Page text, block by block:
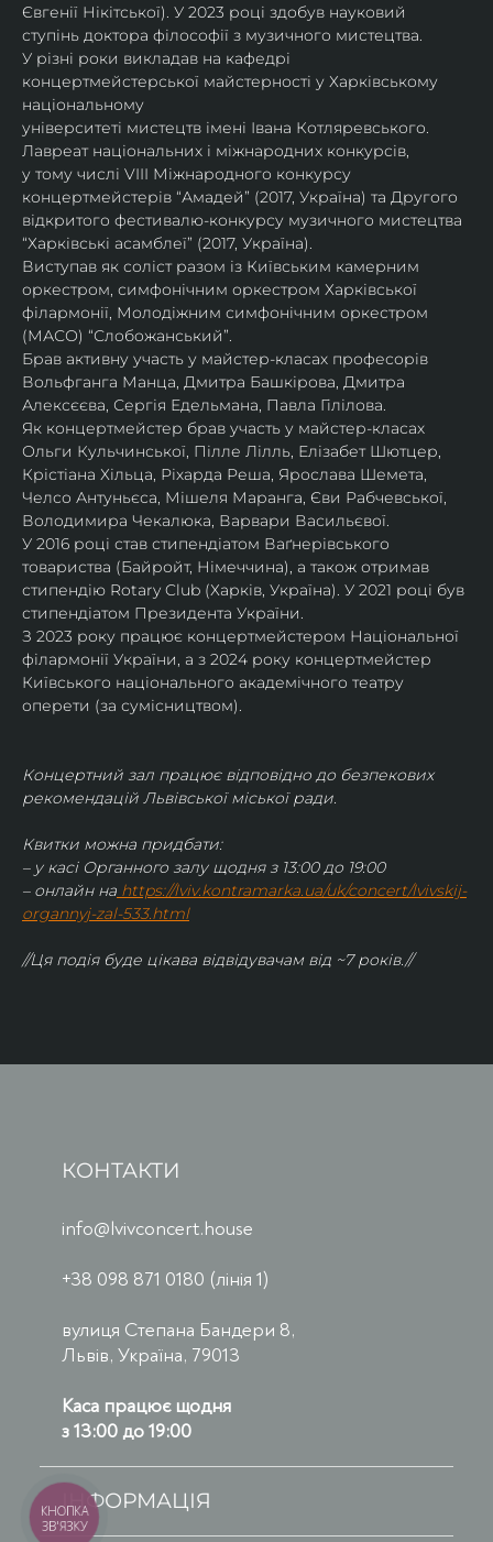
Євгенії Нікітської). У 2023 році здобув науковий
ступінь доктора філософії з музичного мистецтва.
У різні роки викладав на кафедрі
концертмейстерської майстерності у Харківському
національному
університеті мистецтв імені Івана Котляревського.
Лавреат національних і міжнародних конкурсів,
у тому числі VIII Міжнародного конкурсу
концертмейстерів “Амадей” (2017, Україна) та Другого
відкритого фестивалю-конкурсу музичного мистецтва
“Харківські асамблеї” (2017, Україна).
Виступав як соліст разом із Київським камерним
оркестром, симфонічним оркестром Харківської
філармонії, Молодіжним симфонічним оркестром
(МАСО) “Слобожанський”.
Брав активну участь у майстер-класах професорів
Вольфганга Манца, Дмитра Башкірова, Дмитра
Алексєєва, Сергія Едельмана, Павла Гілілова.
Як концертмейстер брав участь у майстер-класах
Ольги Кульчинської, Пілле Лілль, Елізабет Шютцер,
Крістіана Хільца, Ріхарда Реша, Ярослава Шемета,
Челсо Антуньєса, Мішеля Маранга, Єви Рабчевської,
Володимира Чекалюка, Варвари Васильєвої.
У 2016 році став стипендіатом Ваґнерівського
товариства (Байройт, Німеччина), а також отримав
стипендію Rotary Club (Харків, Україна). У 2021 році був
стипендіатом Президента України.
З 2023 року працює концертмейстером Національної
філармонії України, а з 2024 року концертмейстер
Київського національного академічного театру
оперети (за сумісництвом).
Концертний зал працює відповідно до безпекових
рекомендацій Львівської міської ради.
Квитки можна придбати:
– у касі Органного залу щодня з 13:00 до 19:00
– онлайн на https://lviv.kontramarka.ua/uk/concert/lvivskij-
organnyj-zal-533.html
//Ця подія буде цікава відвідувачам від ~7 років.//
КОНТАКТИ
info@lvivconcert.house
+38 098 871 0180 (лінія 1)
вулиця Степана Бандери 8,
Львів, Україна, 79013
Каса працює щодня
з 13:00 до 19:00
ІНФОРМАЦІЯ
КНОПКА
ЗВ'ЯЗКУ